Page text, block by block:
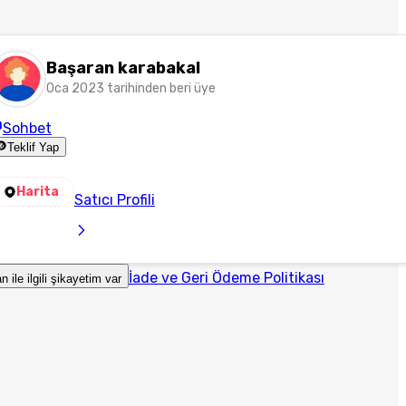
Başaran karabakal
Oca 2023 tarihinden beri üye
Sohbet
Teklif Yap
Harita Satıcı Profili
ile ilgili şikayetim var İade ve Geri Ödeme Politikası